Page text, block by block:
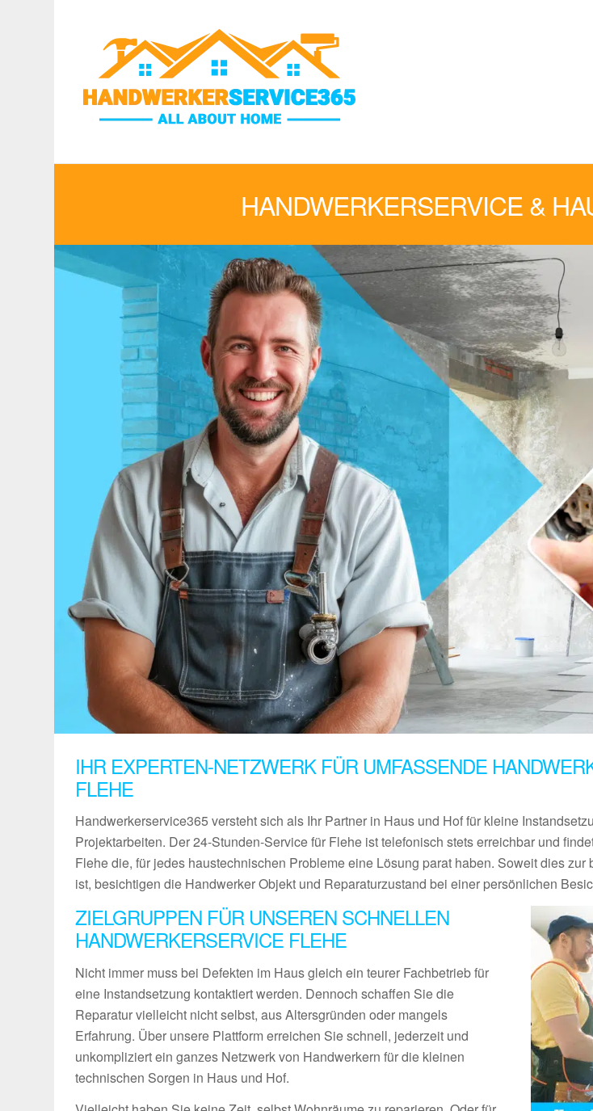
HANDWERKERSERVICE &
IHR EXPERTEN-NETZWERK FÜR UMFASSENDE
FLEHE
Handwerkerservice365 versteht sich als Ihr Partner in Haus und Hof für kleine
Projektarbeiten. Der 24-Stunden-Service für Flehe ist telefonisch stets erreichbar und
Flehe die, für jedes haustechnischen Probleme eine Lösung parat haben. Soweit dies zur
ist, besichtigen die Handwerker Objekt und Reparaturzustand bei einer persönlichen
ZIELGRUPPEN FÜR UNSEREN SCHNELLEN
HANDWERKERSERVICE FLEHE
Nicht immer muss bei Defekten im Haus gleich ein teurer Fachbetrieb für
eine Instandsetzung kontaktiert werden. Dennoch schaffen Sie die
Reparatur vielleicht nicht selbst, aus Altersgründen oder mangels
Erfahrung. Über unsere Plattform erreichen Sie schnell, jederzeit und
unkompliziert ein ganzes Netzwerk von Handwerkern für die kleinen
technischen Sorgen in Haus und Hof.